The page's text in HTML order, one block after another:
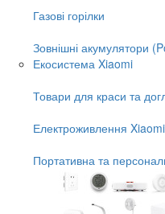
Газові горілки
Зовнішні акумулятори
Екосистема Xiaomi
Товари для краси та
Електроживлення Xiaomi
Портативна та